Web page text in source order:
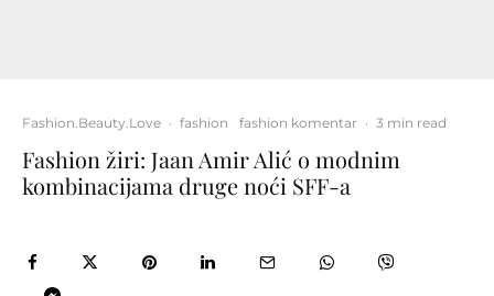
Fashion.Beauty.Love · fashion fashion komentar · 3 min read
Fashion žiri: Jaan Amir Alić o modnim
kombinacijama druge noći SFF-a